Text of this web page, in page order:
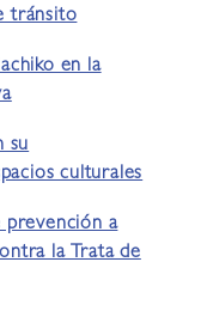
tránsito
en la
su
culturales
prevención a
la Trata de